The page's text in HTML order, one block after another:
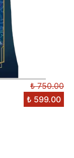
₺ 750.00
₺ 599.00